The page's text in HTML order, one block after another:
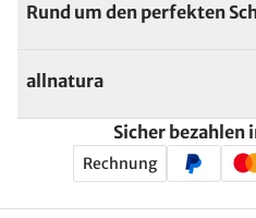
Rund um den perfekten
allnatura
Sicher bezahlen
Rechnung